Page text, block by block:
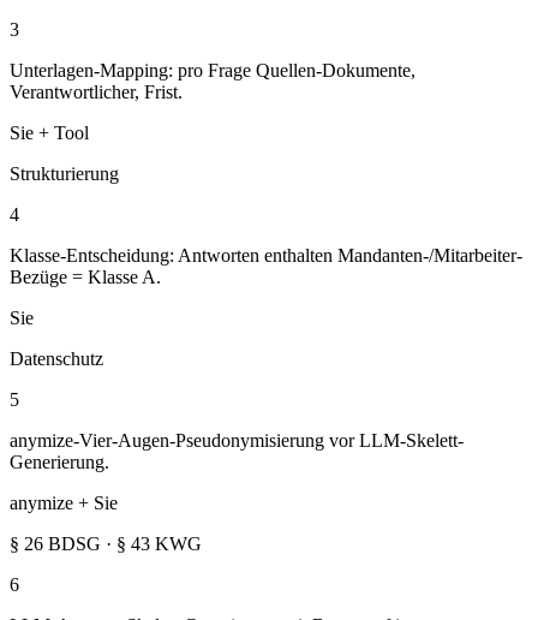
3
Unterlagen-Mapping: pro Frage Quellen-Dokumente,
Verantwortlicher, Frist.
Sie + Tool
Strukturierung
4
Klasse-Entscheidung: Antworten enthalten Mandanten-/Mitarbeiter-
Bezüge = Klasse A.
Sie
Datenschutz
5
anymize-Vier-Augen-Pseudonymisierung vor LLM-Skelett-
Generierung.
anymize + Sie
§ 26 BDSG · § 43 KWG
6